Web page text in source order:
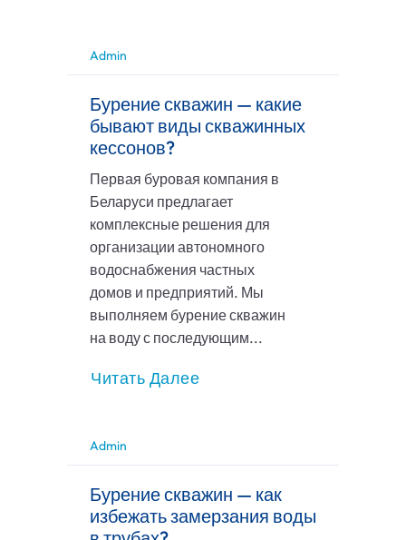
Admin
Бурение скважин — какие
бывают виды скважинных
кессонов?
Первая буровая компания в
Беларуси предлагает
комплексные решения для
организации автономного
водоснабжения частных
домов и предприятий. Мы
выполняем бурение скважин
на воду с последующим...
Читать Далее
Admin
Бурение скважин — как
избежать замерзания воды